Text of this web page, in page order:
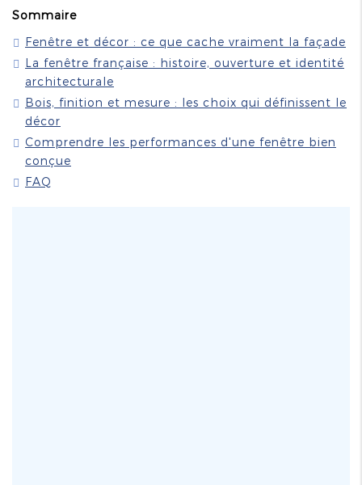
Sommaire
Fenêtre et décor : ce que cache vraiment la façade
La fenêtre française : histoire, ouverture et identité
architecturale
Bois, finition et mesure : les choix qui définissent le
décor
Comprendre les performances d'une fenêtre bien
conçue
FAQ